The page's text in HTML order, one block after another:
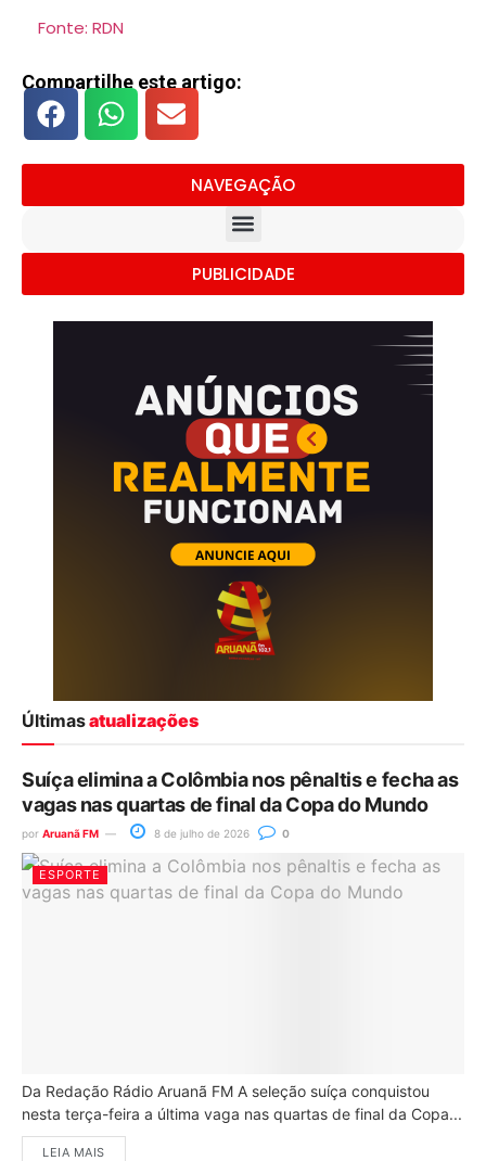
Fonte: RDN
Compartilhe este artigo:
NAVEGAÇÃO
PUBLICIDADE
Últimasatualizações
Suíça elimina a Colômbia nos pênaltis e fecha as
vagas nas quartas de final da Copa do Mundo
por Aruanã FM 8 de julho de 2026 0
ESPORTE
Da Redação Rádio Aruanã FM A seleção suíça conquistou
nesta terça-feira a última vaga nas quartas de final da Copa...
LEIA MAIS